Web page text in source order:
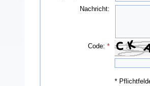
Nachricht:
Code:*
*